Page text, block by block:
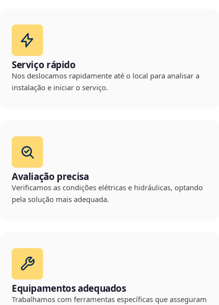
Serviço rápido
Nos deslocamos rapidamente até o local para analisar a
instalação e iniciar o serviço.
Avaliação precisa
Verificamos as condições elétricas e hidráulicas, optando
pela solução mais adequada.
Equipamentos adequados
Trabalhamos com ferramentas específicas que asseguram